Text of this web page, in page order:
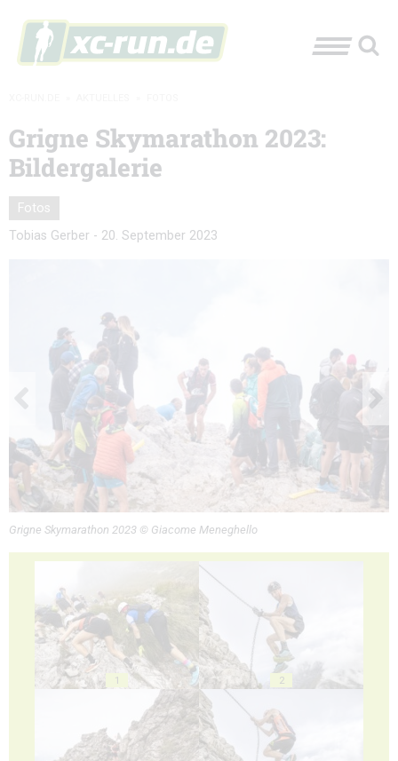
Grigne Skymarathon 2023:
Bildergalerie
Fotos
Tobias Gerber - 20. September 2023
Grigne Skymarathon 2023 © Giacome Meneghello
1 2